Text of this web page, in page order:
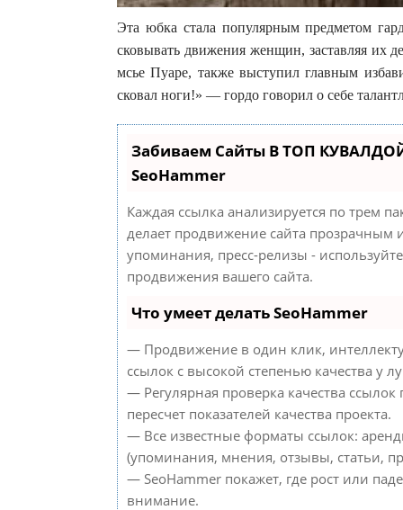
Эта юбка стала популярным предметом
сковывать движения женщин, заставляя их
мсье Пуаре, также выступил главным
сковал ноги!» — гордо говорил о себе
Забиваем Сайты В ТОП
SeoHammer
Каждая ссылка анализируется по трем
делает продвижение сайта прозрачным
упоминания, пресс-релизы -
продвижения вашего сайта.
Что умеет делать SeoHammer
— Продвижение в один клик,
ссылок с высокой степенью качества у
— Регулярная проверка качества
пересчет показателей качества проекта.
— Все известные форматы ссылок:
(упоминания, мнения, отзывы, статьи,
— SeoHammer покажет, где рост или
внимание.